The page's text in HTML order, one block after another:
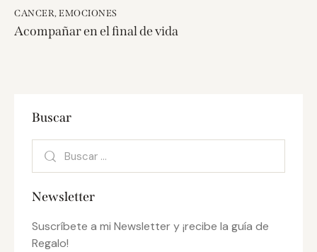
CANCER, EMOCIONES
Acompañar en el final de vida
Buscar
Newsletter
Suscríbete a mi Newsletter y ¡recibe la guía de
Regalo!